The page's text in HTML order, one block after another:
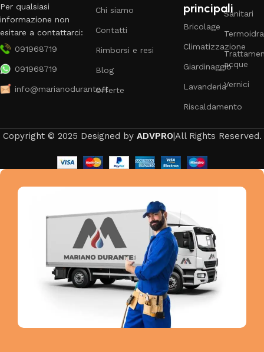
Per qualsiasi
informazione non
esitare a contattarci:
091968719
091968719
info@marianodurante.it
Chi siamo
Contatti
Rimborsi e resi
Blog
Offerte
principali
Bricolage
Climatizzazione
Giardinaggio
Lavanderia
Riscaldamento
Sanitari
acque
Vernici
Copyright © 2025 Designed by ADVPRO|All Rights Reserved.